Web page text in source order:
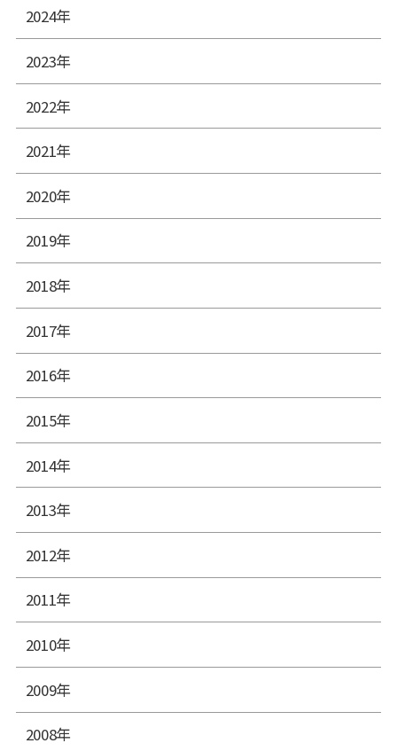
2024年
2023年
2022年
2021年
2020年
2019年
2018年
2017年
2016年
2015年
2014年
2013年
2012年
2011年
2010年
2009年
2008年